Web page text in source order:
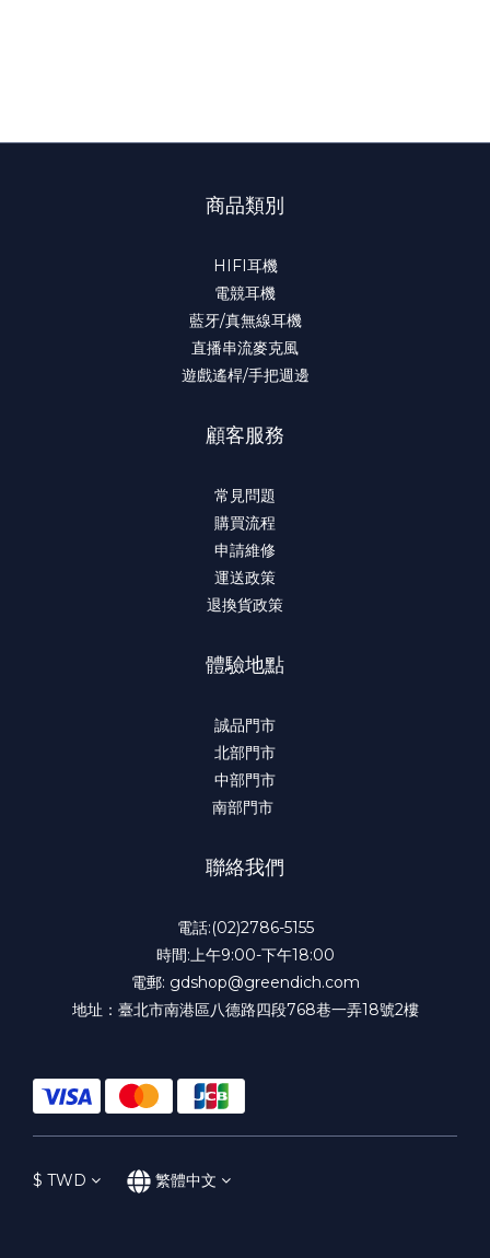
商品類別
HIFI耳機
電競耳機
藍牙/真無線耳機
直播串流麥克風
遊戲遙桿/手把週邊
顧客服務
常見問題
購買流程
申請維修
運送政策
退換貨政策
體驗地點
誠品門市
北部門市
中部門市
南部門市
聯絡我們
電話:(02)2786-5155
時間:上午9:00-下午18:00
電郵: gdshop@greendich.com
地址：臺北市南港區八德路四段768巷一弄18號2樓
$ TWD 繁體中文